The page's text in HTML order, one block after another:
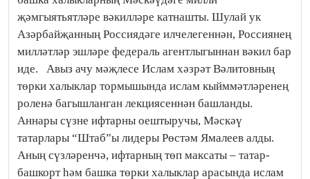
җәмгыятьятләре вәкилләре катнашты. Шулай ук
Азәрбайҗанның Россиядәге илчелегеннән, Россиянең
милләтләр эшләре федераль агентлыгыннан вәкил бар
иде. Авыз ачу мәҗлесе Ислам хәзрәт Вәлитовның
төрки халыклар тормышында ислам кыйммәтләренең
роленә багышланган лекциясеннән башланды.
Аннары сүзне ифтарны оештыручы, Мәскәү
татарлары “Штаб”ы лидеры Рөстәм Ямалеев алды.
Аның сүзләренчә, ифтарның төп максаты – татар-
башкорт һәм башка төрки халыклар арасында ислам